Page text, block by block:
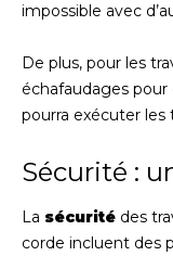
impossible avec
De plus, pour les
échafaudages
pourra exécuter les
Sécurité :
La sécurité des
corde incluent des